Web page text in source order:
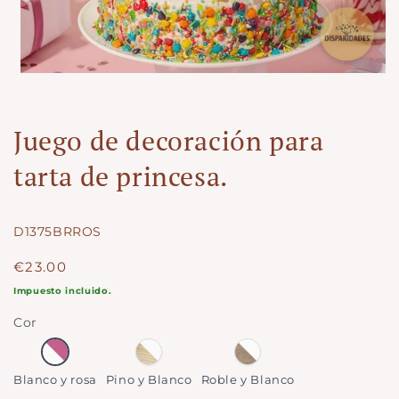
Juego de decoración para
tarta de princesa.
SKU:
D1375BRROS
Precio
regular
€23.00
Impuesto incluido.
Cor
Blanco y rosa
Blanco
y
rosa
Pino y Blanco
Pino
y
Blanco
Roble y Blanco
Roble
y
Blanco